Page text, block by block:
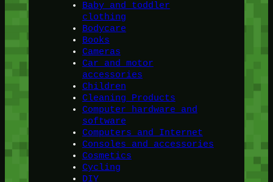
Baby and toddler
clothing
Bodycare
Books
Cameras
Car and motor
accessories
Children
Cleaning Products
Computer hardware and
software
Computers and Internet
Consoles and accessories
Cosmetics
Cycling
DIY